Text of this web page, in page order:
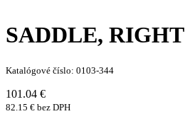
SADDLE, RIGHT
Katalógové číslo: 0103-344
101.04 €
82.15 € bez DPH